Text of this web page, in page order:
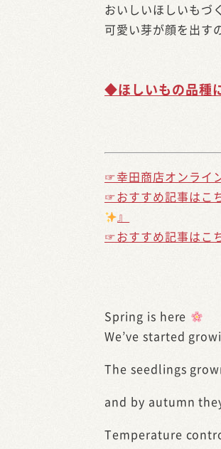
おいしいほしいもづ
可愛い芽が顔を出す
◆ほしいもの品種
☞幸田商店オンライ
☞おすすめ記事はこ
』
☞おすすめ記事はこ
Spring is here
We’ve started
The seedlings
and by autumn
Temperature